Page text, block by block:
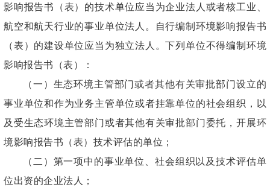
影响报告书（表）的技术单位应当为企业法人或者核工业、
航空和航天行业的事业单位法人。自行编制环境影响报告书
（表）的建设单位应当为独立法人。下列单位不得编制环境
影响报告书（表）：
（一）生态环境主管部门或者其他有关审批部门设立的
事业单位和作为业务主管单位或者挂靠单位的社会组织，以
及受生态环境主管部门或者其他有关审批部门委托，开展环
境影响报告书（表）技术评估的单位；
（二）第一项中的事业单位、社会组织以及技术评估单
位出资的企业法人；